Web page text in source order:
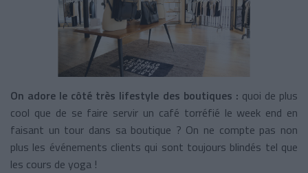
On adore le côté très lifestyle des boutiques : quoi de plus
cool que de se faire servir un café torréfié le week end en
faisant un tour dans sa boutique ? On ne compte pas non
plus les événements clients qui sont toujours blindés tel que
les cours de yoga !